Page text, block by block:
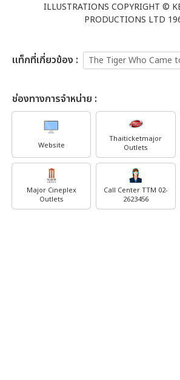
ILLUSTRATIONS COPYRIGHT ©
PRODUCTIONS LTD
เเท็กที่เกี่ยวข้อง : The Tiger Who Came
ช่องทางการจำหน่าย :
Website
Thaiticketmajor
Outlets
Major Cineplex
Outlets
Call Center TTM 02-
2623456